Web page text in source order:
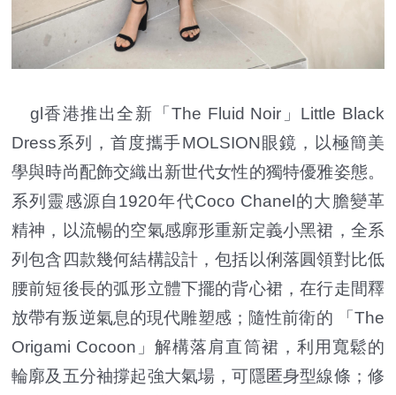
gl香港推出全新「The Fluid Noir」Little Black
Dress系列，首度攜手MOLSION眼鏡，以極簡美
學與時尚配飾交織出新世代女性的獨特優雅姿態。
系列靈感源自1920年代Coco Chanel的大膽變革
精神，以流暢的空氣感廓形重新定義小黑裙，全系
列包含四款幾何結構設計，包括以俐落圓領對比低
腰前短後長的弧形立體下擺的背心裙，在行走間釋
放帶有叛逆氣息的現代雕塑感；隨性前衛的 「The
Origami Cocoon」解構落肩直筒裙，利用寬鬆的
輪廓及五分袖撐起強大氣場，可隱匿身型線條；修